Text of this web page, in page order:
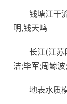
钱塘江干
明,钱天鸣
长江(江
洁;毕军;周鲸
地表水质